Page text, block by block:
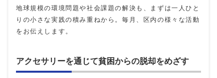
地球規模の環境問題や社会課題の解決も、まずは一人ひと
りの小さな実践の積み重ねから。毎月、区内の様々な活動
をお伝えします。
アクセサリーを通じて貧困からの脱却をめざす